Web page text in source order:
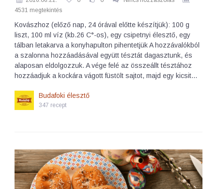
4531 megtekintés
Kovászhoz (előző nap, 24 órával előtte készítjük): 100 g
liszt, 100 ml víz (kb.26 C°-os), egy csipetnyi élesztő, egy
tálban letakarva a konyhapulton pihentetjük A hozzávalókból
a szalonna hozzáadásával együtt tésztát dagasztunk, és
alaposan eldolgozzuk. A vége felé az összeállt tésztához
hozzáadjuk a kockára vágott füstölt sajtot, majd egy kicsit…
Budafoki élesztő
347 recept